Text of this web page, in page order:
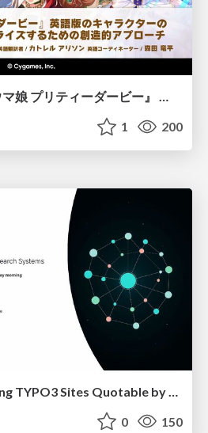
【CEDEC2026】『ウマ娘 プリティーダービー』 英語版のキャラクターの方言や口調をローカライズするための創造的アプローチ
1 200
0 150